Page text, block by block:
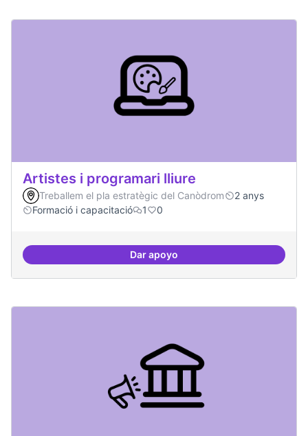
Artistes i programari lliure
Treballem el pla estratègic del Canòdrom
2 anys
Formació i capacitació
1 0
Dar apoyoArtistes i programari lliure